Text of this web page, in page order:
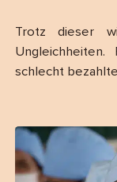
Trotz dieser
schlecht